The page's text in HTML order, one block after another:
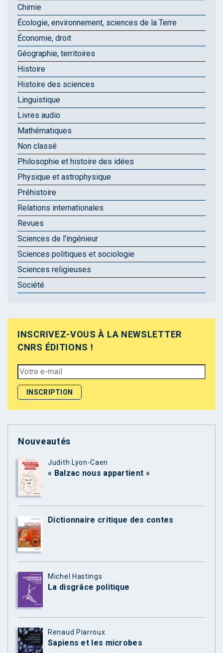
Chimie
Écologie, environnement, sciences de la Terre
Économie, droit
Géographie, territoires
Histoire
Histoire des sciences
Linguistique
Livres audio
Mathématiques
Non classé
Philosophie et histoire des idées
Physique et astrophysique
Préhistoire
Relations internationales
Revues
Sciences de l'ingénieur
Sciences politiques et sociologie
Sciences religieuses
Société
INSCRIVEZ-VOUS À LA NEWSLETTER
CNRS ÉDITIONS !
Nouveautés
Judith Lyon-Caen
« Balzac nous appartient »
Dictionnaire critique des contes
Michel Hastings
La disgrâce politique
Renaud Piarroux
Sapiens et les microbes